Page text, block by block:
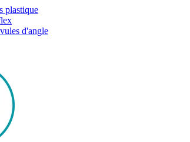
plastique
d'angle